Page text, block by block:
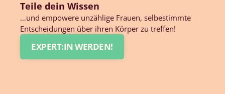
Teile dein Wissen
…und empowere unzählige Frauen, selbestimmte
Entscheidungen über ihren Körper zu treffen!
EXPERT:IN WERDEN!